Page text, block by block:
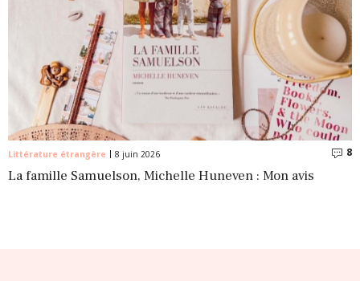
Littérature étrangère 8 juin 2026 8
La famille Samuelson, Michelle Huneven : Mon avis